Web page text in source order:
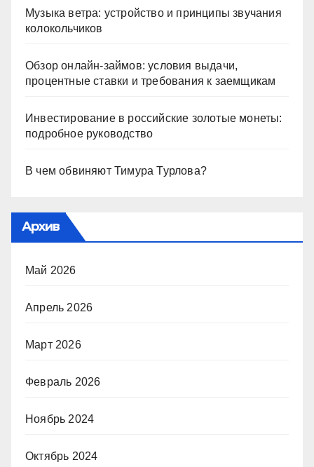
Музыка ветра: устройство и принципы звучания
колокольчиков
Обзор онлайн-займов: условия выдачи,
процентные ставки и требования к заемщикам
Инвестирование в российские золотые монеты:
подробное руководство
В чем обвиняют Тимура Турлова?
Архив
Май 2026
Апрель 2026
Март 2026
Февраль 2026
Ноябрь 2024
Октябрь 2024